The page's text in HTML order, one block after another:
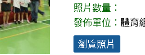
照片數量：
發佈單位： 體育
瀏覽照片